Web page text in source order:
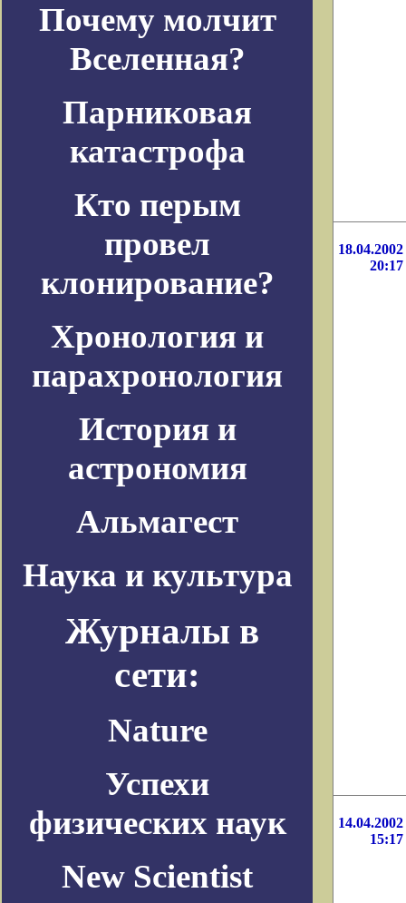
Почему молчит
Вселенная?
Парниковая
катастрофа
Кто перым
провел
клонирование?
Хронология и
парахронология
История и
астрономия
Альмагест
Наука и культура
Журналы в
сети:
Nature
Успехи
физических наук
New Scientist
18.04.2002
20:17
14.04.2002
15:17